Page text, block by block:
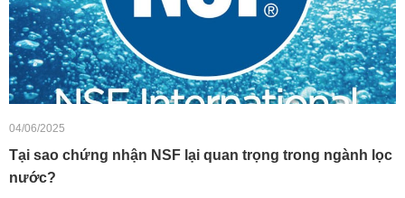
04/06/2025
Tại sao chứng nhận NSF lại quan trọng trong ngành lọc
nước?